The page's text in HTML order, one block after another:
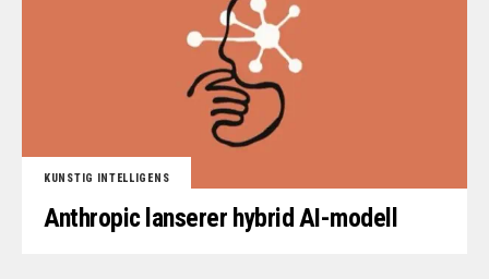
KUNSTIG INTELLIGENS
Anthropic lanserer hybrid AI-modell